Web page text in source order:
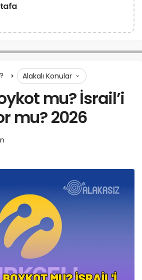
Alakalı Konular
mu? İsrail’i
mu? 2026